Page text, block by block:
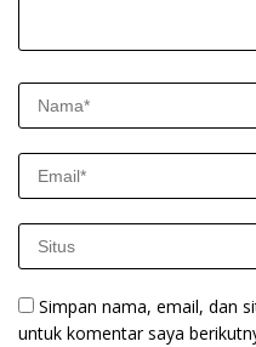
Simpan nama, email, dan
untuk komentar saya